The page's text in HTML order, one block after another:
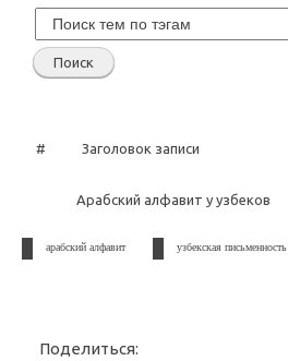
# Заголовок записи
Арабский алфавит у узбеков
арабский алфавит узбекская письменность
Поделиться: